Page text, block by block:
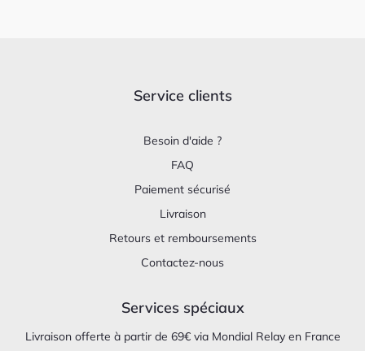
Service clients
Besoin d'aide ?
FAQ
Paiement sécurisé
Livraison
Retours et remboursements
Contactez-nous
Services spéciaux
Livraison offerte à partir de 69€ via Mondial Relay en France